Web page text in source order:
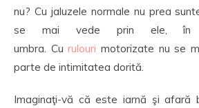
nu? Cu jaluzele normale nu prea
se mai vede prin ele, în
umbra. Curulouri motorizate nu se
parte de intimitatea dorită.
Imaginaţi-vă că este iarnă şi afară